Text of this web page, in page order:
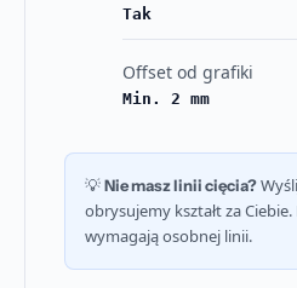
Tak
Offset od grafiki
Min. 2 mm
💡Nie masz linii cięcia?
obrysujemy kształt za
wymagają osobnej linii.